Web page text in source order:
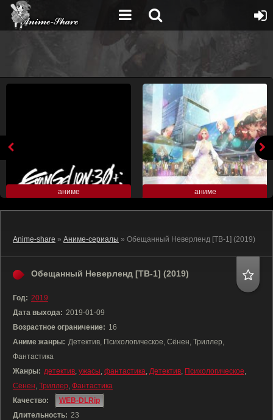
аниме аниме
Anime-share » Аниме-сериалы » Обещанный Неверленд [ТВ-1] (2019)
Обещанный Неверленд [ТВ-1] (2019)
Год: 2019
Дата выхода: 2019-01-09
Возрастное ограничение: 16
Аниме жанры: Детектив, Психологическое, Сёнен, Триллер,
Фантастика
Жанры: детектив, ужасы, фантастика, Детектив, Психологическое,
Сёнен, Триллер, Фантастика
Качество:
WEB-DLRip
Длительность: 23